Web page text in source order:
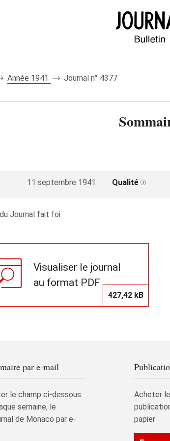
Année 1941 Journal n° 4377
11 septembre 1941 Qualité
Journal fait foi
Visualiser le journal
au format PDF
427,42 kB
par e-mail
le champ ci-dessous
semaine, le
de Monaco par e-
Acheter le
papier